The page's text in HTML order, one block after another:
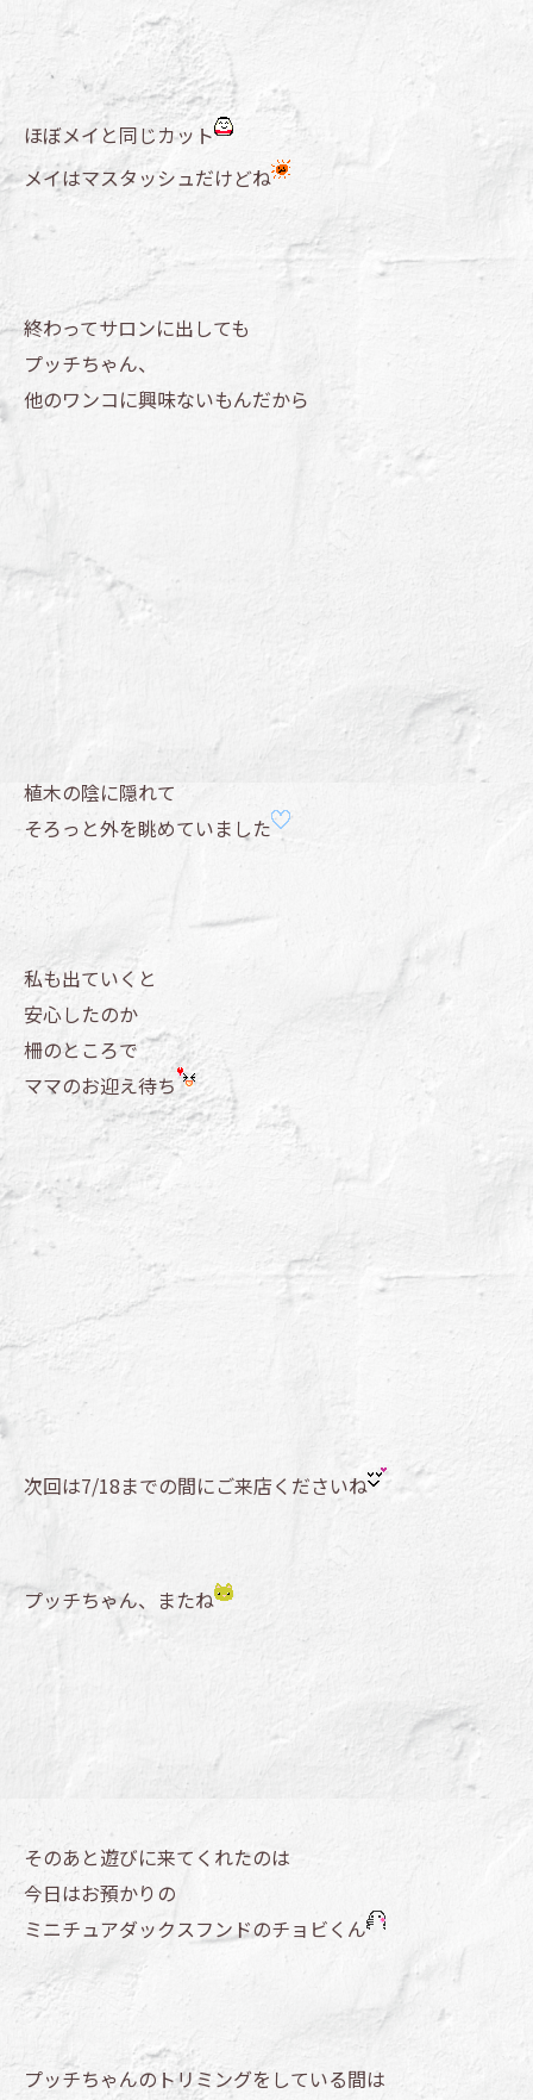
ほぼメイと同じカット
メイはマスタッシュだけどね
終わってサロンに出しても
プッチちゃん、
他のワンコに興味ないもんだから
植木の陰に隠れて
そろっと外を眺めていました
私も出ていくと
安心したのか
柵のところで
ママのお迎え待ち
次回は7/18までの間にご来店くださいね
プッチちゃん、またね
そのあと遊びに来てくれたのは
今日はお預かりの
ミニチュアダックスフンドのチョビくん
プッチちゃんのトリミングをしている間は